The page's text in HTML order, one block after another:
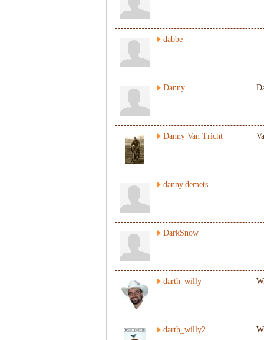
dabbe
Danny
Danny Van Tricht
danny.demets
DarkSnow
darth_willy
darth_willy2